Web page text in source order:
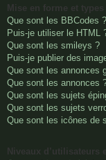
Que sont les BBCodes ?
Puis-je utiliser le HTML
Que sont les smileys ?
Puis-je publier des
Que sont les annonces
Que sont les annonces
Que sont les sujets
Que sont les sujets
Que sont les icônes de